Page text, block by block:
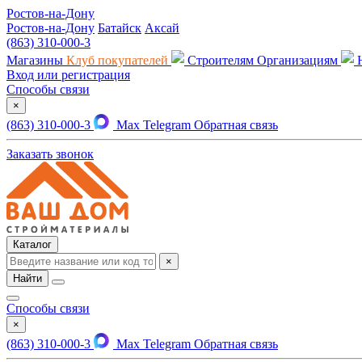
Ростов-на-Дону
Ростов-на-Дону Батайск Аксай
(863) 310-000-3
Магазины Клуб покупателей Строителям Организациям
Вход или регистрация
Способы связи
×
(863) 310-000-3 Max Telegram Обратная связь
Заказать звонок
Каталог
×
Найти
Способы связи
×
(863) 310-000-3 Max Telegram Обратная связь